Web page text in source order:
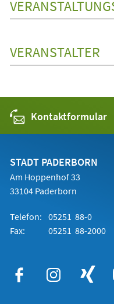
VERANSTALTER
Kontaktformular
STADT PADERBORN
Am Hoppenhof 33
33104 Paderborn
Telefon: 05251 88-0
Fax:
05251 88-2000